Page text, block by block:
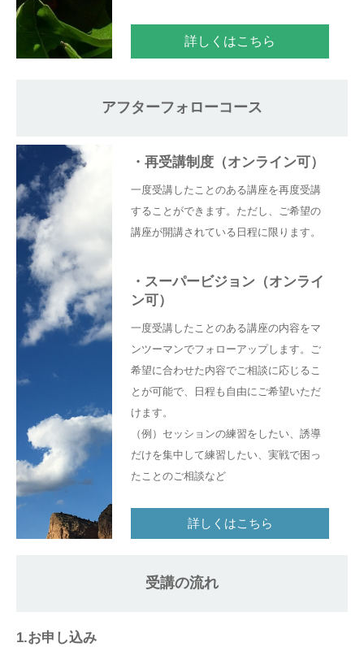
詳しくはこちら
アフターフォローコース
・再受講制度（オンライン可）
一度受講したことのある講座を再度受講
することができます。ただし、ご希望の
講座が開講されている日程に限ります。
・ スーパービジョン（オンライ
ン可）
一度受講したことのある講座の内容をマ
ンツーマンでフォローアップします。ご
希望に合わせた内容でご相談に応じるこ
とが可能で、日程も自由にご希望いただ
けます。
（例）セッションの練習をしたい、誘導
だけを集中して練習したい、実戦で困っ
たことのご相談など
詳しくはこちら
受講の流れ
1.お申し込み